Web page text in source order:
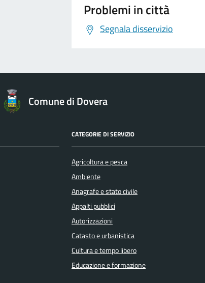
Problemi in città
Segnala disservizio
Comune di Dovera
CATEGORIE DI SERVIZIO
Agricoltura e pesca
Ambiente
Anagrafe e stato civile
Appalti pubblici
Autorizzazioni
Catasto e urbanistica
Cultura e tempo libero
Educazione e formazione